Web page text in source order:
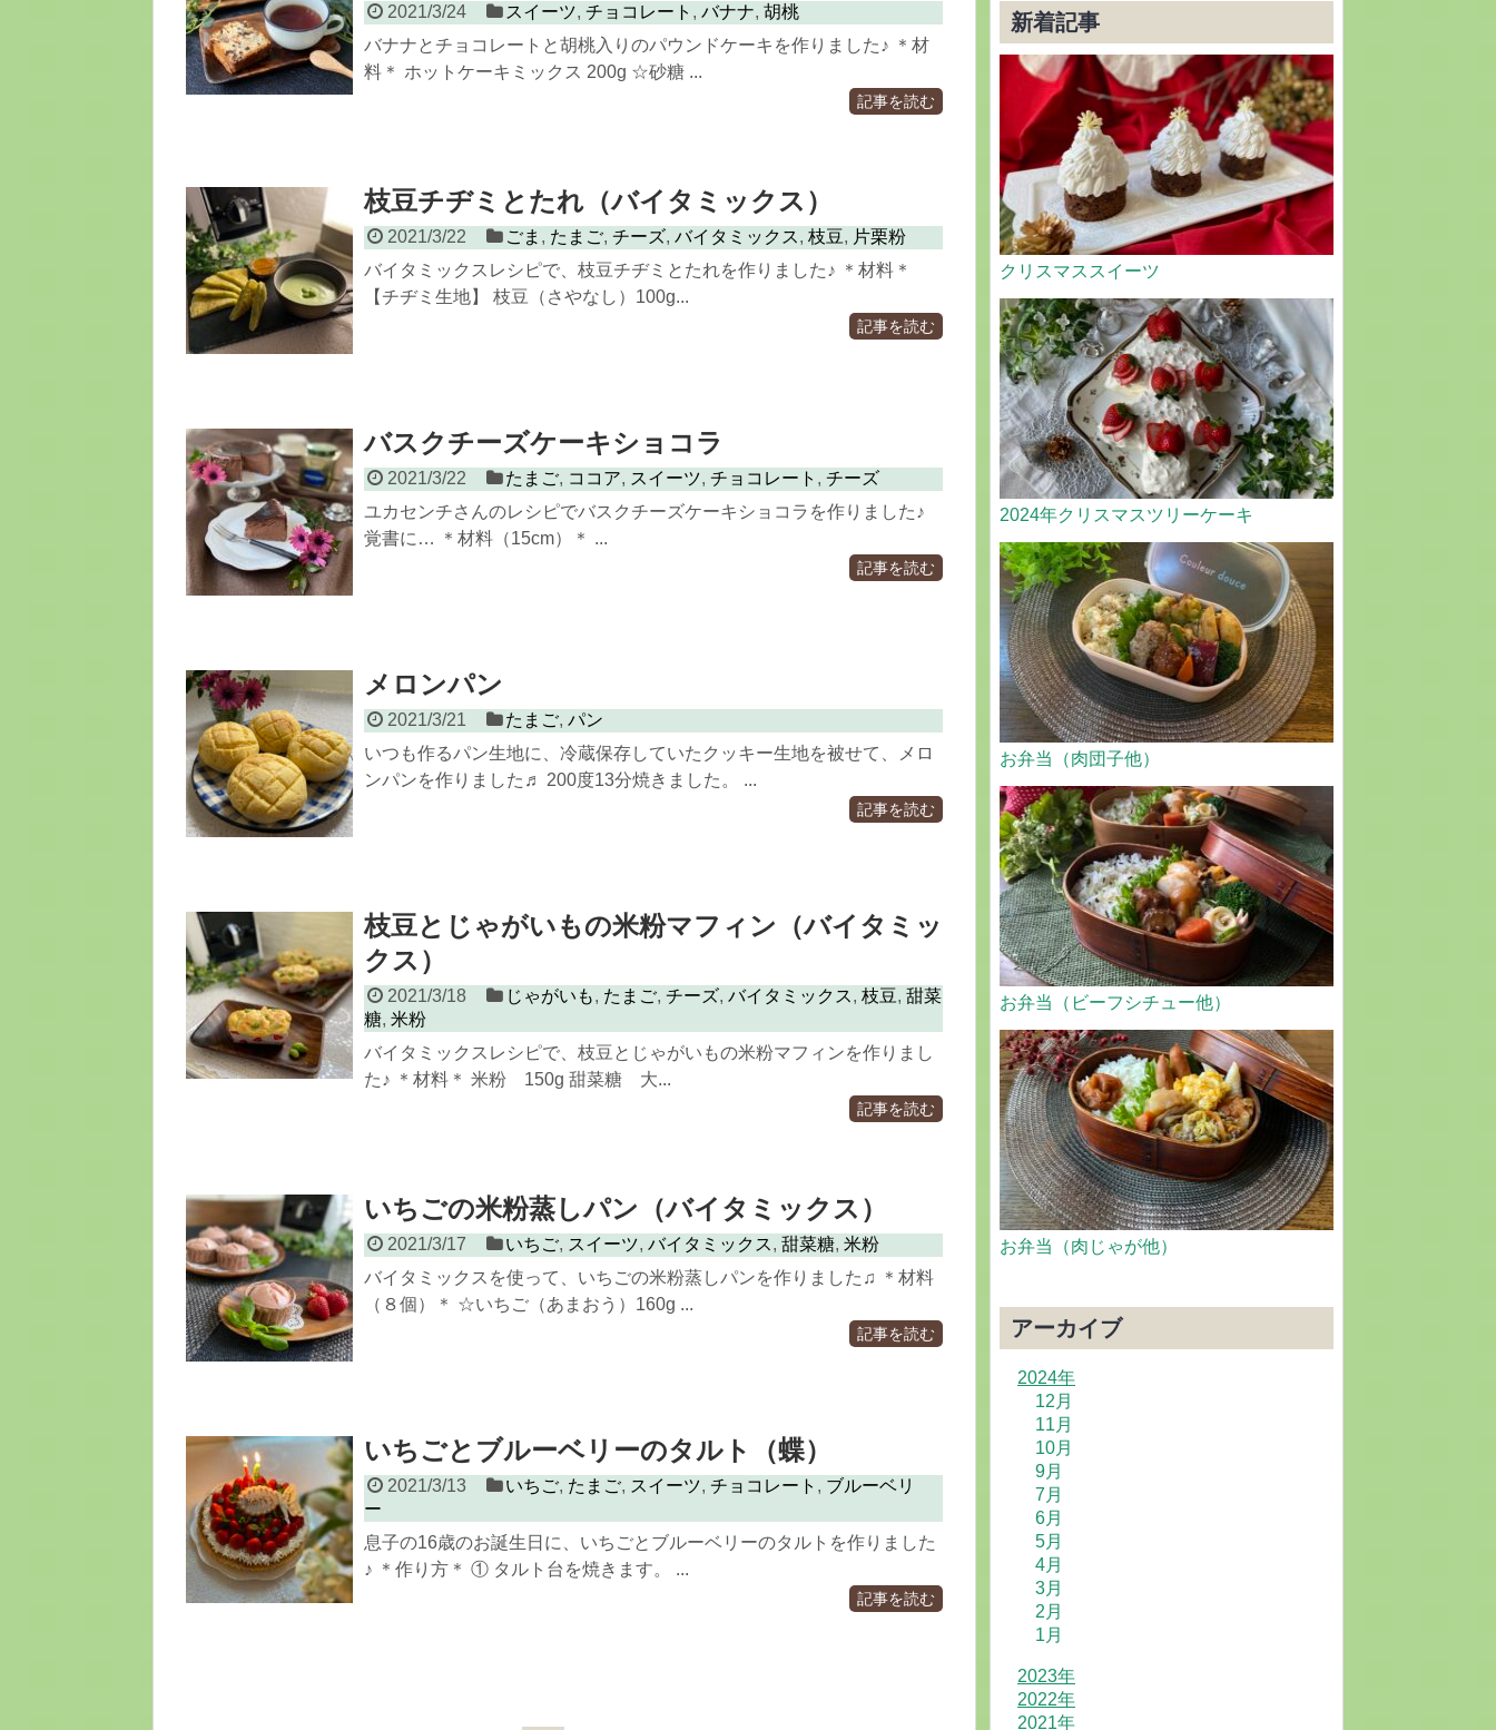
2021/3/24 スイーツ,チョコレート ,バナナ,胡桃
バナナとチョコレートと胡桃入りのパウンドケーキを作りました♪ ＊材
料＊ ホットケーキミックス 200g ☆砂糖 ...
記事を読む
枝豆チヂミとたれ（バイタミックス）
2021/3/22 ごま , たまご,チーズ,バイタミックス,枝豆, 片栗粉
バイタミックスレシピで、枝豆チヂミとたれを作りました♪ ＊材料＊
【チヂミ生地】 枝豆（さやなし）100g...
記事を読む
バスクチーズケーキショコラ
2021/3/22 たまご, ココア, スイーツ,チョコレート ,チーズ
ユカセンチさんのレシピでバスクチーズケーキショコラを作りました♪
覚書に… ＊材料（15cm）＊ ...
記事を読む
メロンパン
2021/3/21 たまご,パン
いつも作るパン生地に、冷蔵保存していたクッキー生地を被せて、メロ
ンパンを作りました♬ 200度13分焼きました。 ...
記事を読む
枝豆とじゃがいもの米粉マフィン（バイタミッ
クス）
2021/3/18 じゃがいも, たまご,チーズ,バイタミックス,枝豆,甜菜
糖, 米粉
バイタミックスレシピで、枝豆とじゃがいもの米粉マフィンを作りまし
た♪ ＊材料＊ 米粉 150g 甜菜糖 大...
記事を読む
いちごの米粉蒸しパン（バイタミックス）
2021/3/17 いちご, スイーツ,バイタミックス,甜菜糖,米粉
バイタミックスを使って、いちごの米粉蒸しパンを作りました♫ ＊材料
（８個）＊ ☆いちご（あまおう）160g ...
記事を読む
いちごとブルーベリーのタルト（蝶）
2021/3/13 いちご, たまご, スイーツ,チョコレート , ブルーベリ
ー
息子の16歳のお誕生日に、いちごとブルーベリーのタルトを作りました
♪ ＊作り方＊ ① タルト台を焼きます。 ...
記事を読む
新着記事
クリスマススイーツ
2024年クリスマスツリーケーキ
お弁当（肉団子他）
お弁当（ビーフシチュー他）
お弁当（肉じゃが他）
アーカイブ
2024年
12月
11月
10月
9月
7月
6月
5月
4月
3月
2月
1月
2023年
2022年
2021年